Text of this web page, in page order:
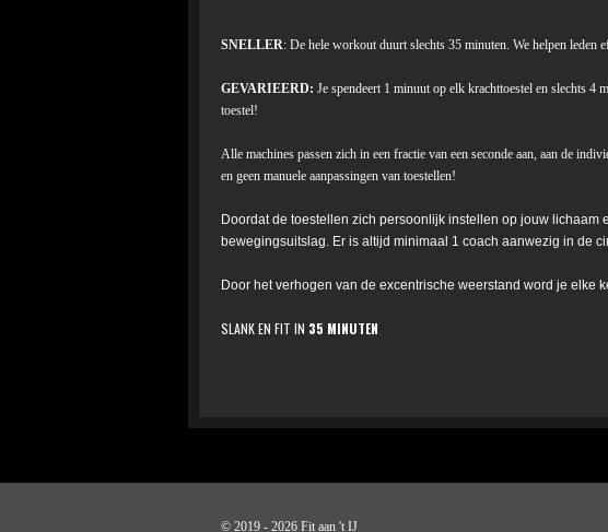
SNELLER: De hele workout duurt slechts 35 minuten. We helpen leden
GEVARIEERD: Je spendeert 1 minuut op elk krachttoestel en slechts 4
toestel!
Alle machines passen zich in een fractie van een seconde aan, aan de
en geen manuele aanpassingen van toestellen!
Doordat de toestellen zich persoonlijk instellen op jouw
bewegingsuitslag. Er is altijd minimaal 1 coach aanwezig in de
Door het verhogen van de excentrische weerstand word je elke
SLANK EN FIT IN 35 MINUTEN
© 2019 - 2026 Fit aan 't IJ